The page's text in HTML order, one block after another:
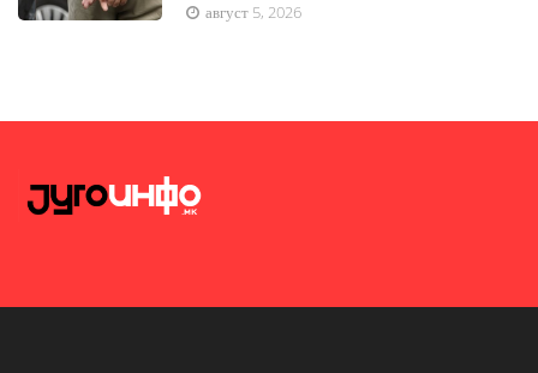
август 5, 2026